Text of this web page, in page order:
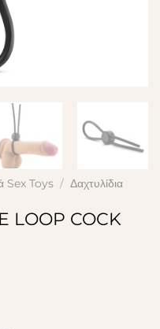
Sex Toys / Δαχτυλίδια
LOOP COCK